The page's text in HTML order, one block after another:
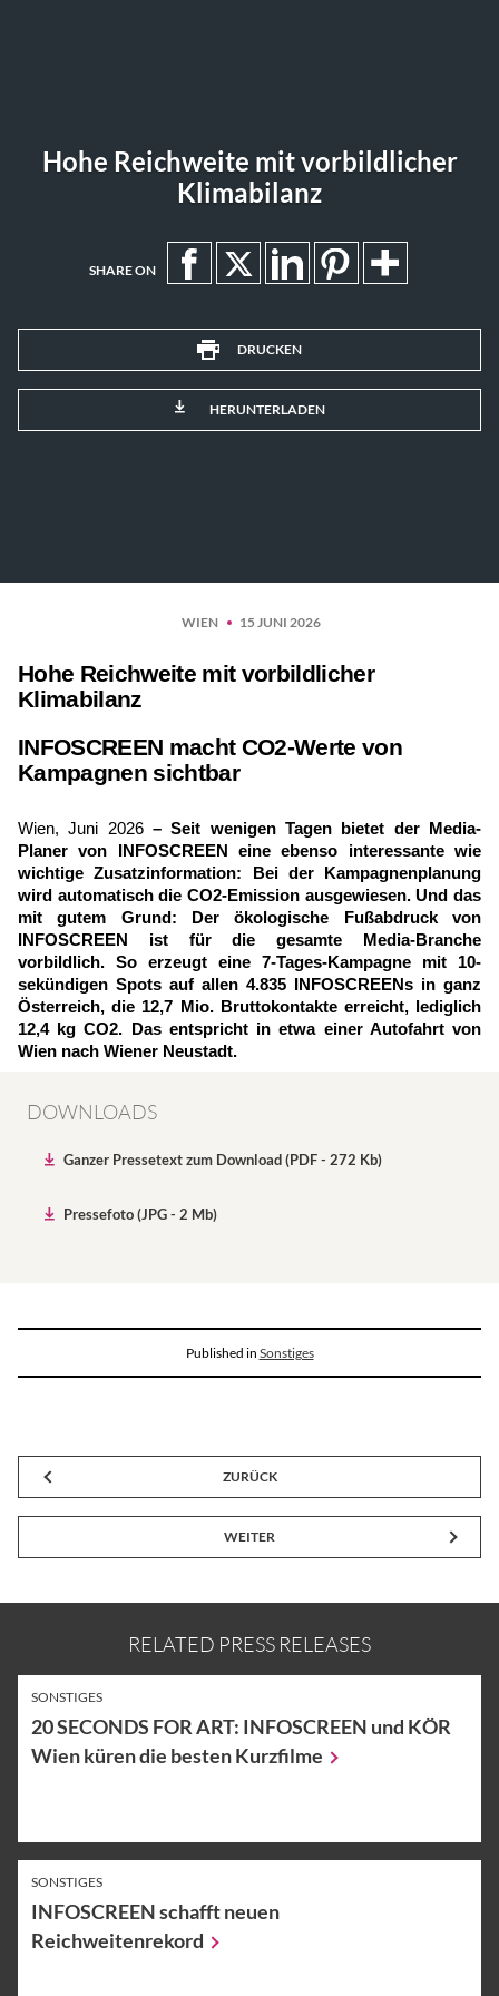
Hohe Reichweite mit vorbildlicher
Klimabilanz
SHARE ON
DRUCKEN
HERUNTERLADEN
WIEN 15 JUNI 2026
Hohe Reichweite mit vorbildlicher
Klimabilanz
INFOSCREEN macht CO2-Werte von
Kampagnen sichtbar
Wien, Juni 2026 – Seit wenigen Tagen bietet der Media-
Planer von INFOSCREEN eine ebenso interessante wie
wichtige Zusatzinformation: Bei der Kampagnenplanung
wird automatisch die CO2-Emission ausgewiesen. Und das
mit gutem Grund: Der ökologische Fußabdruck von
INFOSCREEN ist für die gesamte Media-Branche
vorbildlich. So erzeugt eine 7-Tages-Kampagne mit 10-
sekündigen Spots auf allen 4.835 INFOSCREENs in ganz
Österreich, die 12,7 Mio. Bruttokontakte erreicht, lediglich
12,4 kg CO2. Das entspricht in etwa einer Autofahrt von
Wien nach Wiener Neustadt.
DOWNLOADS
Ganzer Pressetext zum Download (PDF - 272 Kb)
Pressefoto (JPG - 2 Mb)
Published in Sonstiges
ZURÜCK
WEITER
RELATED PRESS RELEASES
SONSTIGES
20 SECONDS FOR ART: INFOSCREEN und KÖR
Wien küren die bestenKurzfilme
SONSTIGES
INFOSCREEN schafft neuen
Reichweitenrekord